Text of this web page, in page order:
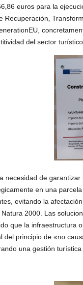
euros para la
Recuperación,
del sector turístico
necesidad de
en una
evitando la
Natura 2000 Las
que la infraestructura
del principio de «no
una gestión